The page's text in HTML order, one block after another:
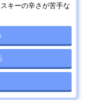
キーの辛さが苦手な